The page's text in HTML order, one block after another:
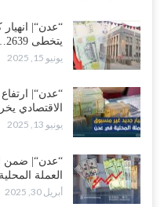
“عدن“| انهيار
يتخطى 2639…
يونيو 15, 2025
“عدن“|
الاقتصادي
يونيو 13, 2025
“عدن“| ضمن
العملة
أبريل 30, 2025